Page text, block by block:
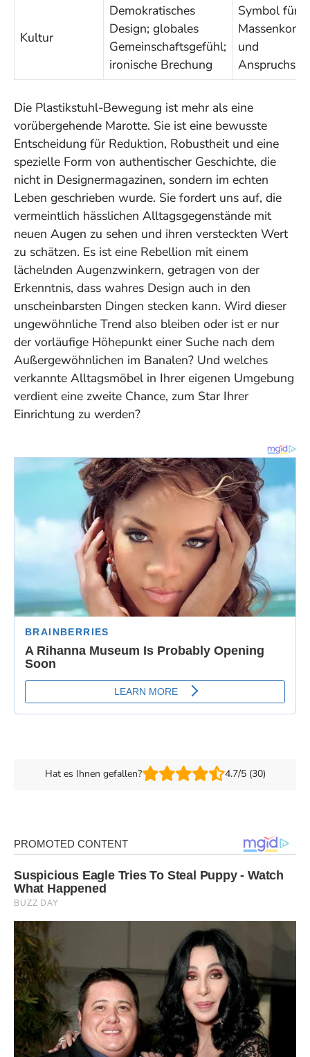
Kultur
Demokratisches
Design; globales
Gemeinschaftsgefühl;
ironische Brechung
Symbol für
und
Die Plastikstuhl-Bewegung ist mehr als eine
vorübergehende Marotte. Sie ist eine bewusste
Entscheidung für Reduktion, Robustheit und eine
spezielle Form von authentischer Geschichte, die
nicht in Designermagazinen, sondern im echten
Leben geschrieben wurde. Sie fordert uns auf, die
vermeintlich hässlichen Alltagsgegenstände mit
neuen Augen zu sehen und ihren versteckten Wert
zu schätzen. Es ist eine Rebellion mit einem
lächelnden Augenzwinkern, getragen von der
Erkenntnis, dass wahres Design auch in den
unscheinbarsten Dingen stecken kann. Wird dieser
ungewöhnliche Trend also bleiben oder ist er nur
der vorläufige Höhepunkt einer Suche nach dem
Außergewöhnlichen im Banalen? Und welches
verkannte Alltagsmöbel in Ihrer eigenen Umgebung
verdient eine zweite Chance, zum Star Ihrer
Einrichtung zu werden?
Hat es Ihnen gefallen? 4.7/5 (30)